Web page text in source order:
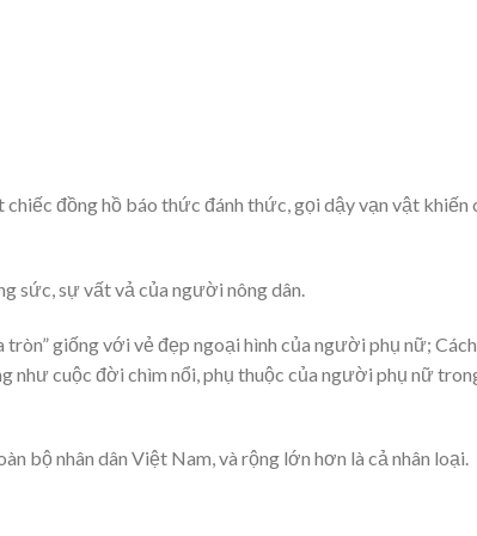
đồng hồ báo thức đánh thức, gọi dậy vạn vật khiến
sức, sự vất vả của người nông dân.
giống với vẻ đẹp ngoại hình của người phụ nữ; Cách
như cuộc đời chìm nổi, phụ thuộc của người phụ nữ
bộ nhân dân Việt Nam, và rộng lớn hơn là cả nhân loại.